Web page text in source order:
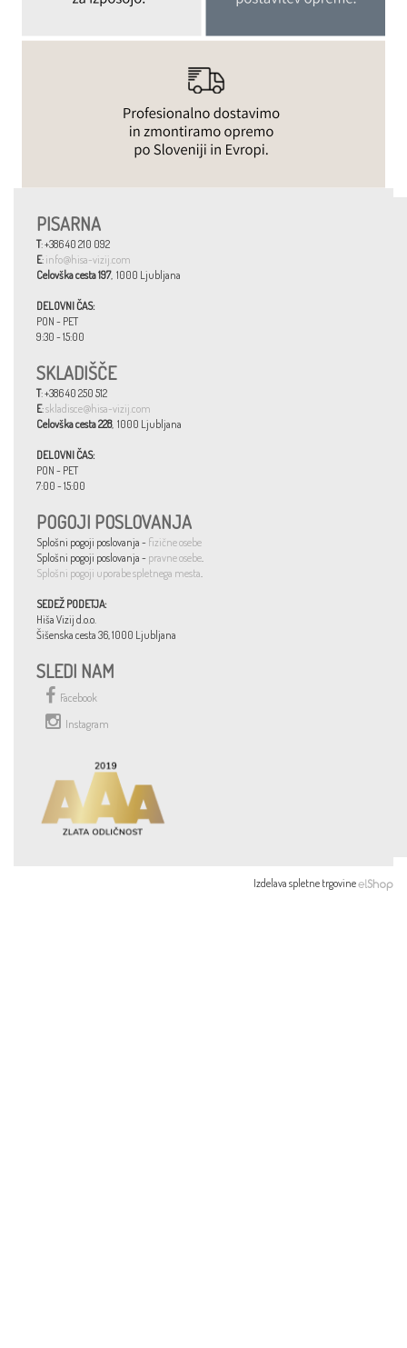
PISARNA
T: +386 40 210 092
E: info@hisa-vizij.com
Celovška cesta 197, 1000 Ljubljana
DELOVNI ČAS:
PON - PET
9:30 - 15:00
SKLADIŠČE
T: +386 40 250 512
E:skladisce@hisa-vizij.com
Celovška cesta 228, 1000 Ljubljana
DELOVNI ČAS:
PON - PET
7:00 - 15:00
POGOJI POSLOVANJA
Splošni pogoji poslovanja - fizične osebe
Splošni pogoji poslovanja - pravne osebe.
Splošni pogoji uporabe spletnega mesta.
SEDEŽ PODETJA:
Hiša Vizij d.o.o.
Šišenska cesta 36, 1000 Ljubljana
SLEDI NAM
Facebook
Instagram
Izdelava spletne trgovine